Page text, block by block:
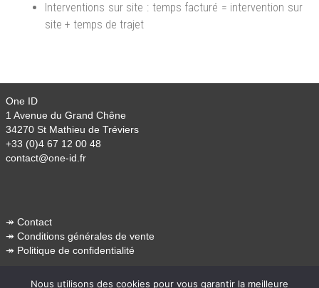
Interventions sur site : temps facturé = intervention sur
site + temps de trajet
One ID
1 Avenue du Grand Chêne
34270 St Mathieu de Tréviers
+33 (0)4 67 12 00 48
contact@one-id.fr
↠ Contact
↠ Conditions générales de vente
↠ Politique de confidentialité
Nous utilisons des cookies pour vous garantir la meilleure